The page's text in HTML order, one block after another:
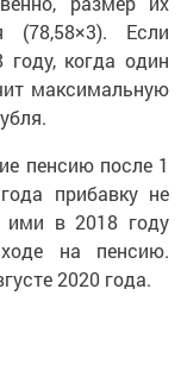
(78,58×3). Если
когда один
максимальную
пенсию после 1
прибавку не
ими в 2018 году
на пенсию.
2020 года.